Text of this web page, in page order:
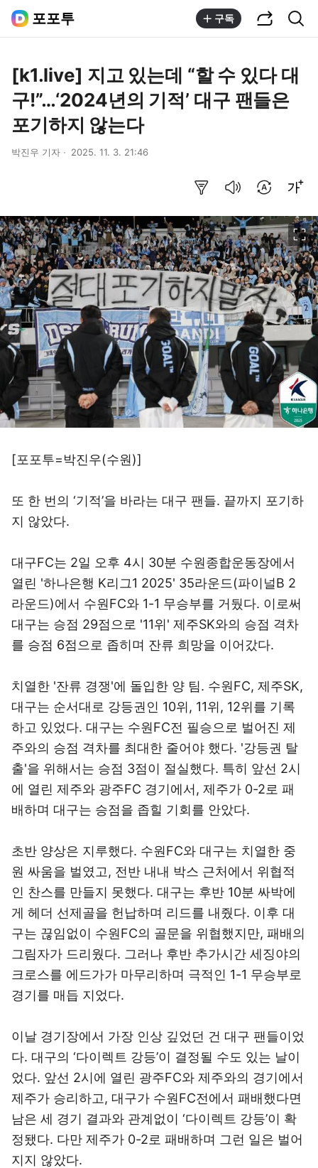
포포투 구독
[k1.live] 지고 있는데 “할 수 있다 대
구!”…‘2024년의 기적’ 대구 팬들은
포기하지 않는다
박진우 기자 2025. 11. 3. 21:46
[포포투=박진우(수원)]
또 한 번의 ‘기적’을 바라는 대구 팬들. 끝까지 포기하
지 않았다.
대구FC는 2일 오후 4시 30분 수원종합운동장에서
열린 '하나은행 K리그1 2025' 35라운드(파이널B 2
라운드)에서 수원FC와 1-1 무승부를 거뒀다. 이로써
대구는 승점 29점으로 '11위' 제주SK와의 승점 격차
를 승점 6점으로 좁히며 잔류 희망을 이어갔다.
치열한 '잔류 경쟁'에 돌입한 양 팀. 수원FC, 제주SK,
대구는 순서대로 강등권인 10위, 11위, 12위를 기록
하고 있었다. 대구는 수원FC전 필승으로 벌어진 제
주와의 승점 격차를 최대한 줄어야 했다. '강등권 탈
출'을 위해서는 승점 3점이 절실했다. 특히 앞선 2시
에 열린 제주와 광주FC 경기에서, 제주가 0-2로 패
배하며 대구는 승점을 좁힐 기회를 안았다.
초반 양상은 지루했다. 수원FC와 대구는 치열한 중
원 싸움을 벌였고, 전반 내내 박스 근처에서 위협적
인 찬스를 만들지 못했다. 대구는 후반 10분 싸박에
게 헤더 선제골을 헌납하며 리드를 내줬다. 이후 대
구는 끊임없이 수원FC의 골문을 위협했지만, 패배의
그림자가 드리웠다. 그러나 후반 추가시간 세징야의
크로스를 에드가가 마무리하며 극적인 1-1 무승부로
경기를 매듭 지었다.
이날 경기장에서 가장 인상 깊었던 건 대구 팬들이었
다. 대구의 ‘다이렉트 강등’이 결정될 수도 있는 날이
었다. 앞선 2시에 열린 광주FC와 제주와의 경기에서
제주가 승리하고, 대구가 수원FC전에서 패배했다면
남은 세 경기 결과와 관계없이 ‘다이렉트 강등’이 확
정됐다. 다만 제주가 0-2로 패배하며 그런 일은 벌어
지지 않았다.